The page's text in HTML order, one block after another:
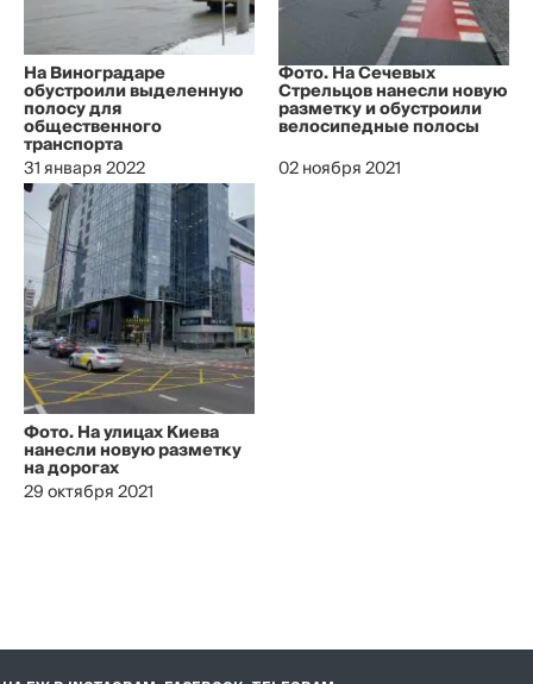
На Виноградаре
обустроили выделенную
полосу для
общественного
транспорта
31 января 2022
Фото. На Сечевых
Стрельцов нанесли новую
разметку и обустроили
велосипедные полосы
02 ноября 2021
Фото. На улицах Киева
нанесли новую разметку
на дорогах
29 октября 2021